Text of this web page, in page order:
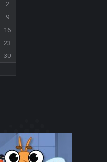
2
9
16
23
30